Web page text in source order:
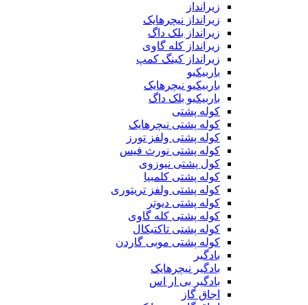
زیرانداز
زیرانداز نیچرهایک
زیرانداز بلک داگ
زیرانداز کله گاوی
زیرانداز کینگ کمپ
باربیکیو
باربیکیو نیچرهایک
باربیکیو بلک داگ
کوله پشتی
کوله پشتی نیچرهایک
کوله پشتی ولفز تورز
کوله پشتی نورث فیس
کول پشتی نیوزوی
کوله پشتی کلمبیا
کوله پشتی ولفز تریتوری
کوله پشتی دیوتر
کوله پشتی کله گاوی
کوله پشتی تاکتیکال
کوله پشتی موبی گاردن
بادگیر
بادگیر نیچرهایک
بادگیر بی ار اس
اجاق گاز